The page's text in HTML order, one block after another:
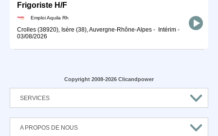
Frigoriste H/F
Emploi Aquila Rh
Crolles (38920), Isère (38), Auvergne-Rhône-Alpes - Intérim -
03/08/2026
Copyright 2008-2026 Clicandpower
SERVICES
A PROPOS DE NOUS